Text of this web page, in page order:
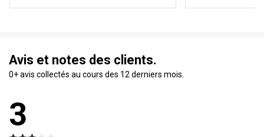
Avis et notes des clients.
0+ avis collectés au cours des 12 derniers mois.
3